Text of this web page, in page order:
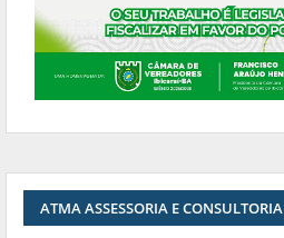
ATMA ASSESSORIA E CONSULTORIA